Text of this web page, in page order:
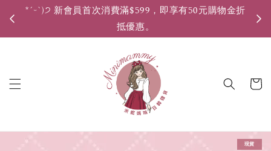
*ˊᵕˋ)੭ 新會員首次消費滿$599，即享有50元購物金折
抵優惠。
現貨